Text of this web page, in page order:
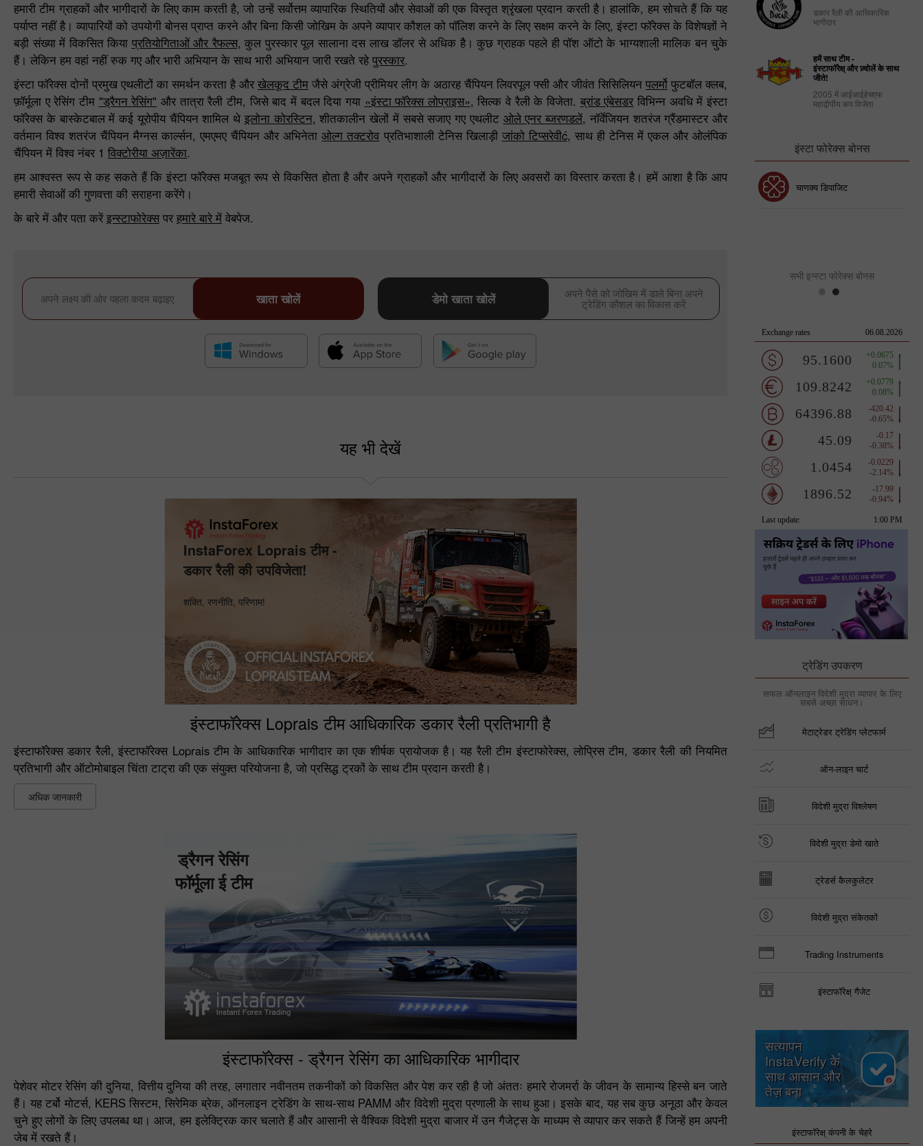
हमारी टीम ग्राहकों और भागीदारों के लिए काम करती है, जो उन्हें सर्वोत्तम व्यापारिक स्थितियों और सेवाओं की एक विस्तृत श्रृंखला प्रदान करती है। हालांकि, हम सोचते हैं कि यह
पर्याप्त नहीं है। व्यापारियों को उपयोगी बोनस प्राप्त करने और बिना किसी जोखिम के अपने व्यापार कौशल को पॉलिश करने के लिए सक्षम करने के लिए, इंस्टा फॉरेक्स के विशेषज्ञों ने
बड़ी संख्या में विकसित किया प्रतियोगिताओं और रैफल्स, कुल पुरस्कार पूल सालाना दस लाख डॉलर से अधिक है। कुछ ग्राहक पहले ही पॉश ऑटो के भाग्यशाली मालिक बन चुके
हैं। लेकिन हम वहां नहीं रुक गए और भारी अभियान के साथ भारी अभियान जारी रखते रहेपुरस्कार.
इंस्टा फॉरेक्स दोनों प्रमुख एथलीटों का समर्थन करता है औरखेलकूद टीम जैसे अंग्रेजी प्रीमियर लीग के अठारह चैंपियन लिवरपूल फ्सी और जीवंत सिसिलियन पलर्मो फुटबॉल क्लब,
फ़ॉर्मूला ए रेसिंग टीम "ड्रैगन रेसिंग" और तात्रा रैली टीम, जिसे बाद में बदल दिया गया «इंस्टा फॉरेक्स लोप्राइस», सिल्क वे रैली के विजेता. ब्रांड एंबेसडरविभिन्न अवधि में इंस्टा
फॉरेक्स के बास्केटबाल में कई यूरोपीय चैंपियन शामिल थे इलोना कोरस्टिन, शीतकालीन खेलों में सबसे सजाए गए एथलीट ओले एनर ब्जरणडलें, नॉर्वेजियन शतरंज ग्रैंडमास्टर और
वर्तमान विश्व शतरंज चैंपियन मैग्नस कार्ल्सन, एमएमए चैंपियन और अभिनेताओल्ग तक्टरोवप्रतिभाशाली टेनिस खिलाड़ी जांको टिप्सरेवीć, साथ ही टेनिस में एकल और ओलंपिक
चैंपियन में विश्व नंबर 1 विक्टोरीया अज़ारेंका.
हम आश्वस्त रूप से कह सकते हैं कि इंस्टा फॉरेक्स मजबूत रूप से विकसित होता है और अपने ग्राहकों और भागीदारों के लिए अवसरों का विस्तार करता है। हमें आशा है कि आप
हमारी सेवाओं की गुणवत्ता की सराहना करेंगे।
के बारे में और पता करेंइन्स्टाफोरेक्सपरहमारे बारे में वेबपेज.
अपने लक्ष्य की ओर पहला कदम बढ़ाइए खाता खोलें अपने पैसे को जोखिम में डाले बिना अपने
ट्रेडिंग कौशल का विकास करें
डेमो खाता खोलें
यह भी देखें
InstaForex Loprais टीम -
डकार रैली की उपविजेता!
शक्ति, रणनीति, परिणाम!
इंस्टाफॉरेक्स Loprais टीम आधिकारिक डकार रैली प्रतिभागी है
इंस्टाफॉरेक्स डकार रैली, इंस्टाफॉरेक्स Loprais टीम के आधिकारिक भागीदार का एक शीर्षक प्रायोजक है। यह रैली टीम इंस्टाफोरेक्स, लोप्रिस टीम, डकार रैली की नियमित
प्रतिभागी और ऑटोमोबाइल चिंता टाट्रा की एक संयुक्त परियोजना है, जो प्रसिद्ध ट्रकों के साथ टीम प्रदान करती है।
अधिक जानकारी
ड्रैगन रेसिंग
फॉर्मूला ई टीम
इंस्टाफॉरेक्स - ड्रैगन रेसिंग का आधिकारिक भागीदार
पेशेवर मोटर रेसिंग की दुनिया, वित्तीय दुनिया की तरह, लगातार नवीनतम तकनीकों को विकसित और पेश कर रही है जो अंततः हमारे रोजमर्रा के जीवन के सामान्य हिस्से बन जाते
हैं। यह टर्बो मोटर्स, KERS सिस्टम, सिरेमिक ब्रेक, ऑनलाइन ट्रेडिंग के साथ-साथ PAMM और विदेशी मुद्रा प्रणाली के साथ हुआ। इसके बाद, यह सब कुछ अनूठा और केवल
चुने हुए लोगों के लिए उपलब्ध था। आज, हम इलेक्ट्रिक कार चलाते हैं और आसानी से वैश्विक विदेशी मुद्रा बाजार में उन गैजेट्स के माध्यम से व्यापार कर सकते हैं जिन्हें हम अपनी
जेब में रखते हैं।
डकार रैली की आधिकारिक
भागीदार
हमें साथ टीम -
इंस्टाफॉरेक्ष् और ज़्वोलें के साथ
जीते!
2005 में आईआईहेचएफ
महाद्वीपीय कप विजेता
इंस्टा फोरेक्स बोनस
चाणक्य डिपाजिट चाणक्य डिपाजिट
सभी इन्स्टा फोरेक्स बोनस
ट्रेडिंग उपकरण
सफल ऑनलाइन विदेशी मुद्रा व्यापार के लिए
सबसे अच्छा साधन।
मेटाट्रेडर ट्रेडिंग प्लेटफार्म
ऑन-लाइन चार्ट
विदेशी मुद्रा विश्लेषण
विदेशी मुद्रा डेमो खाते
ट्रेडर्स कैलकुलेटर
विदेशी मुद्रा संकेतकों
Trading Instruments
इंस्टाफॉरेक्ष् गैजेट
सत्यापन
InstaVerify के
साथ आसान और
तेज़ बना
इंस्टाफॉरेक्ष् कंपनी के चेहरे